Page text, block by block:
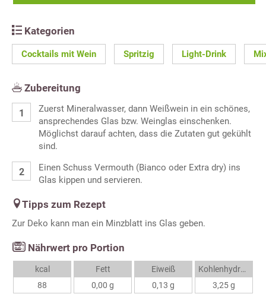
Kategorien
Cocktails mit Wein Spritzig Light-Drink
Zubereitung
Zuerst Mineralwasser, dann Weißwein in ein schönes,
ansprechendes Glas bzw. Weinglas einschenken.
Möglichst darauf achten, dass die Zutaten gut gekühlt
sind.
Einen Schuss Vermouth (Bianco oder Extra dry) ins
Glas kippen und servieren.
Tipps zum Rezept
Zur Deko kann man ein Minzblatt ins Glas geben.
Nährwert pro Portion
kcal
88
Fett
0,00 g
Eiweiß
0,13 g
Kohlenhydrate
3,25 g